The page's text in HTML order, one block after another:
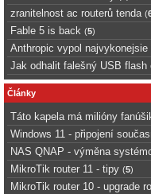
zranitelnost ac routerů tenda (
Fable 5 is back (5)
Anthropic vypol
Jak odhalit falešný USB flash
Články
Táto kapela má milióny
Windows 11 - připojení
NAS QNAP - výměna
MikroTik router 11 - tipy (5)
MikroTik router 10 - upgrade